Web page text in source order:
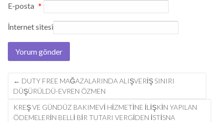
E-posta *
İnternet sitesi
Post
navigation
← DUTY FREE MAĞAZALARINDA ALIŞVERİŞ SINIRI
DÜŞÜRÜLDÜ-EVREN ÖZMEN
KREŞ VE GÜNDÜZ BAKIMEVI HIZMETINE ILIŞKIN YAPILAN
ÖDEMELERIN BELLI BIR TUTARI VERGIDEN ISTISNA